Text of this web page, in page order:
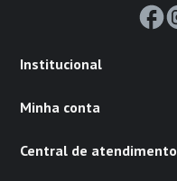
Institucional
Minha conta
Central de atendimento